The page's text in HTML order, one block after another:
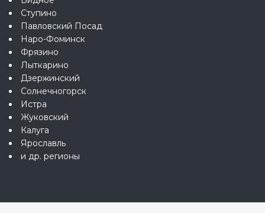
Ступино
Павловский Посад
Наро-Фоминск
Фрязино
Лыткарино
Дзержинский
Солнечногорск
Истра
Жуковский
Калуга
Ярославль
и др. регионы